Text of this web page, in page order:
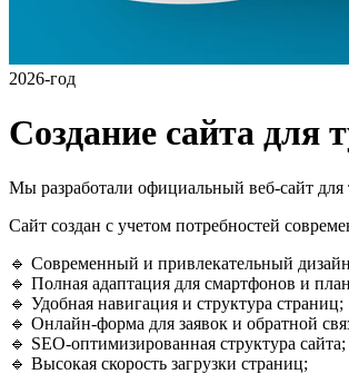
2026-год
Создание сайта для
Мы разработали официальный веб-сайт для
Сайт создан с учетом потребностей
🔹 Современный и привлекательный
🔹 Полная адаптация для смартфонов и
🔹 Удобная навигация и структура страниц;
🔹 Онлайн-форма для заявок и обратной
🔹 SEO-оптимизированная структура сайта;
🔹 Высокая скорость загрузки страниц;